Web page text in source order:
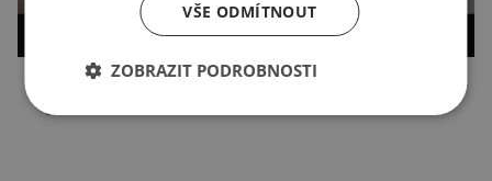
VŠE ODMÍTNOUT
ZOBRAZIT PODROBNOSTI